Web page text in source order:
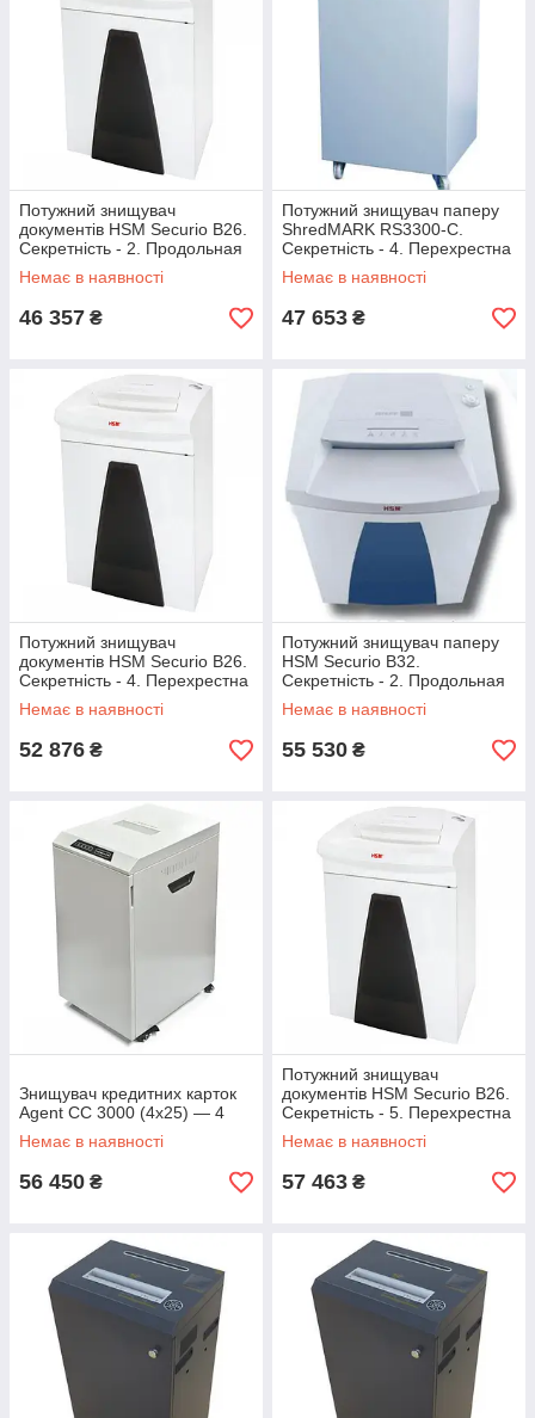
Потужний знищувач
документів HSM Securio B26.
Секретність - 2. Продольная
резка (3,9)
Немає в наявності
46 357 ₴
Потужний знищувач паперу
ShredMARK RS3300-C.
Секретність - 4. Перехрестна
різка(1.9х15)
Немає в наявності
47 653 ₴
Потужний знищувач
документів HSM Securio B26.
Секретність - 4. Перехрестна
різка (4.5х30)
Немає в наявності
52 876 ₴
Потужний знищувач паперу
HSM Securio B32.
Секретність - 2. Продольная
резка (3,9/ 5,8)
Немає в наявності
55 530 ₴
Знищувач кредитних карток
Agent CC 3000 (4х25) — 4
Немає в наявності
56 450 ₴
Потужний знищувач
документів HSM Securio B26.
Секретність - 5. Перехрестна
різка (1,9х15)
Немає в наявності
57 463 ₴